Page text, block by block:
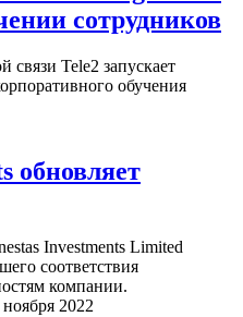
сотрудников
связи Tele2 запускает
обучения
обновляет
Investments Limited
соответствия
компании.
ноября 2022